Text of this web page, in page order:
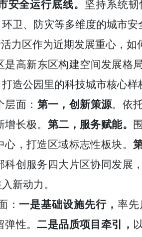
安全运行底线。 坚持系统
卫、防灾等多维度的城市安
力区作为近期发展重心，
是高新东区构建空间发展格
造公园里的科技城市核心样
面： 第一，创新策源。依
长极。 第二，服务赋能。
心，打造区域标志性板块。
创服务四大片区协同发展
新动力。
： 一是基础设施先行， 率先
弹性。二是品质项目牵引，